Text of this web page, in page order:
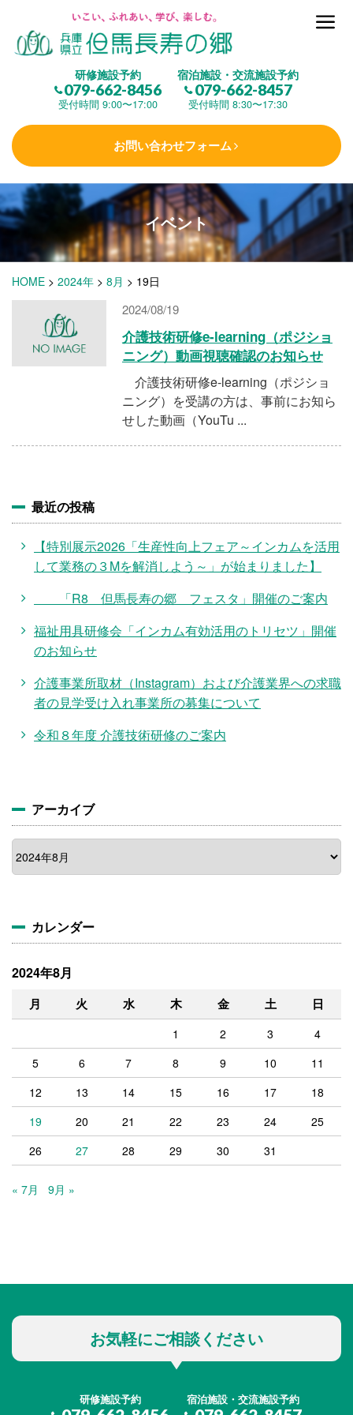
研修施設予約
079-662-8456
受付時間 9:00〜17:00
宿泊施設・交流施設予約
079-662-8457
受付時間 8:30〜17:30
お問い合わせフォーム
但馬長寿の郷とは
(研修施設)
楽しむ
学 ぶ (健康福祉)
泊まる(宿泊)
施設・料金
イベント
HOME > 2024年 > 8月 > 19日
2024/08/19
介護技術研修e-learning（ポジショ
ニング）動画視聴確認のお知らせ
介護技術研修e-learning（ポジショ
ニング）を受講の方は、事前にお知ら
せした動画（YouTu ...
最近の投稿
【特別展示2026「生産性向上フェア～インカムを活用
して業務の３Mを解消しよう～」が始まりました】
「R8 但馬長寿の郷 フェスタ」開催のご案内
福祉用具研修会「インカム有効活用のトリセツ」開催
のお知らせ
介護事業所取材（Instagram）および介護業界への求職
者の見学受け入れ事業所の募集について
令和８年度 介護技術研修のご案内
アーカイブ
ア
ー
カ
カレンダー
2024年8月
月 火 水 木 金 土 日
1 2 3
4
5
6 7 8 9 10
11
12
13 14 15 16 17
18
19
20 21 22 23 24
25
26
27 28 29 30 31
« 7月 9月 »
お気軽にご相談ください
研修施設予約 宿泊施設・交流施設予約